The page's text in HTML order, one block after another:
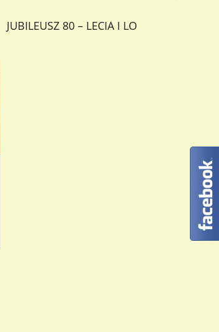
JUBILEUSZ 80 – LECIA I LO